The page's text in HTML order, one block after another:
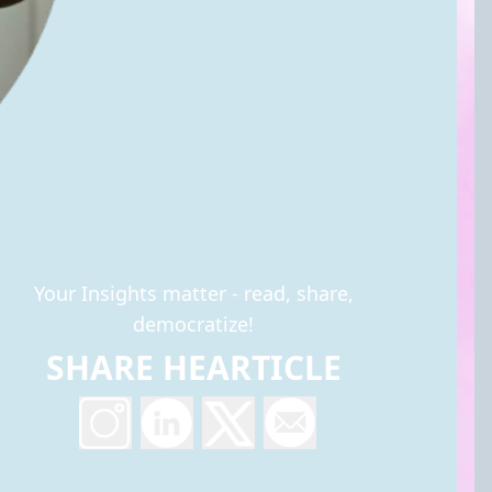
Your Insights matter - read, share,
democratize!
SHARE HEARTICLE